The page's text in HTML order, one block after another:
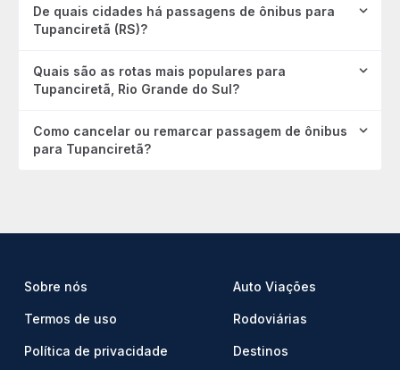
De quais cidades há passagens de ônibus para
Tupanciretã (RS)?
Quais são as rotas mais populares para
Tupanciretã, Rio Grande do Sul?
Como cancelar ou remarcar passagem de ônibus
para Tupanciretã?
Sobre nós
Termos de uso
Política de privacidade
Auto Viações
Rodoviárias
Destinos